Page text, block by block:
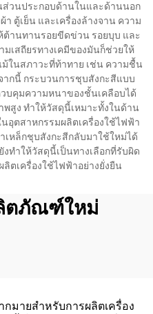
ส่วนประกอบด้านในและด้านนอก
า ตู้เย็น และเครื่องล้างจาน ความ
านทานรอยขีดข่วน รอยบุบ และ
เสถียรทางเคมีของมันก็ช่วยให้
ในสภาวะที่ท้าทาย เช่น ความชื้น
กนี้ กระบวนการชุบสังกะสีแบบ
บคุมความหนาของชั้นเคลือบได้
สูง ทำให้วัสดุนี้เหมาะทั้งในด้าน
อุตสาหกรรมผลิตเครื่องใช้ไฟฟ้า
เหล็กชุบสังกะสีกลับมาใช้ใหม่ได้
ทำให้วัสดุนี้เป็นทางเลือกที่รับผิด
ตเครื่องใช้ไฟฟ้าอย่างยั่งยืน
ตภัณฑ์ใหม่
มายสำหรับการผลิตเครื่อง